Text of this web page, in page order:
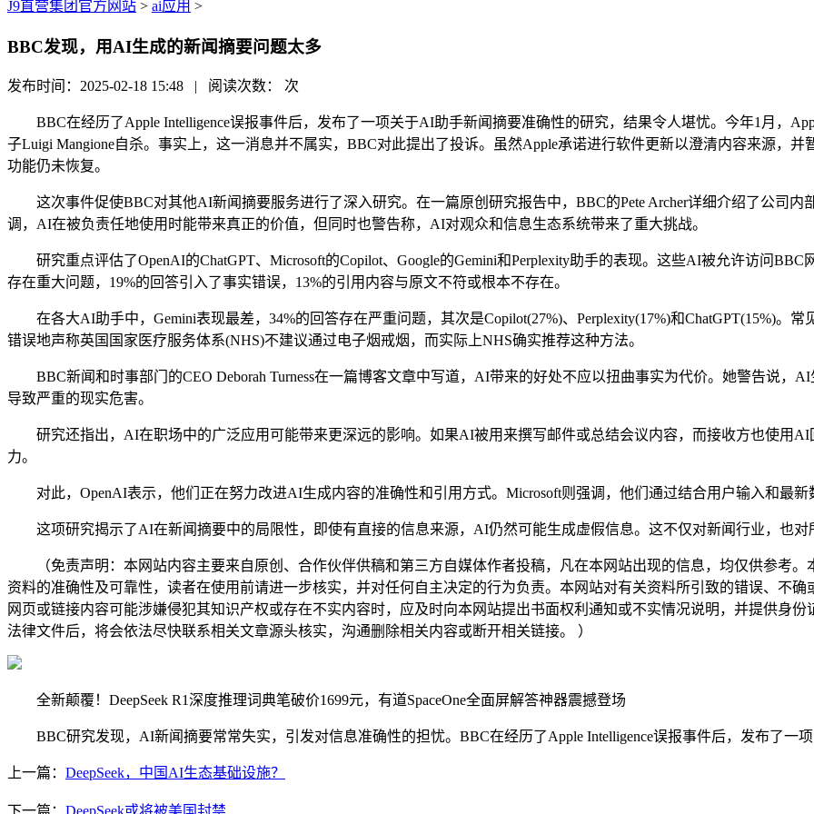
J9直营集团官方网站 > ai应用 >
BBC发现，用AI生成的新闻摘要问题太多
发布时间：2025-02-18 15:48 | 阅读次数： 次
BBC在经历了Apple Intelligence误报事件后，发布了一项关于AI助手新闻摘要准确性的研究，结果令人堪忧。今年1月，
子Luigi Mangione自杀。事实上，这一消息并不属实，BBC对此提出了投诉。虽然Apple承诺进行软件更新以澄清内容来源，
功能仍未恢复。
这次事件促使BBC对其他AI新闻摘要服务进行了深入研究。在一篇原创研究报告中，BBC的Pete Archer详细介绍了公司内
调，AI在被负责任地使用时能带来真正的价值，但同时也警告称，AI对观众和信息生态系统带来了重大挑战。
研究重点评估了OpenAI的ChatGPT、Microsoft的Copilot、Google的Gemini和Perplexity助手的表现。这些AI被允许访问
存在重大问题，19%的回答引入了事实错误，13%的引用内容与原文不符或根本不存在。
在各大AI助手中，Gemini表现最差，34%的回答存在严重问题，其次是Copilot(27%)、Perplexity(17%)和ChatGPT(15%)。
错误地声称英国国家医疗服务体系(NHS)不建议通过电子烟戒烟，而实际上NHS确实推荐这种方法。
BBC新闻和时事部门的CEO Deborah Turness在一篇博客文章中写道，AI带来的好处不应以扭曲事实为代价。她警告说，
导致严重的现实危害。
研究还指出，AI在职场中的广泛应用可能带来更深远的影响。如果AI被用来撰写邮件或总结会议内容，而接收方也使用AI
力。
对此，OpenAI表示，他们正在努力改进AI生成内容的准确性和引用方式。Microsoft则强调，他们通过结合用户输入和最
这项研究揭示了AI在新闻摘要中的局限性，即使有直接的信息来源，AI仍然可能生成虚假信息。这不仅对新闻行业，也对
（免责声明：本网站内容主要来自原创、合作伙伴供稿和第三方自媒体作者投稿，凡在本网站出现的信息，均仅供参考。
资料的准确性及可靠性，读者在使用前请进一步核实，并对任何自主决定的行为负责。本网站对有关资料所引致的错误、不
网页或链接内容可能涉嫌侵犯其知识产权或存在不实内容时，应及时向本网站提出书面权利通知或不实情况说明，并提供身
法律文件后，将会依法尽快联系相关文章源头核实，沟通删除相关内容或断开相关链接。 ）
全新颠覆！DeepSeek R1深度推理词典笔破价1699元，有道SpaceOne全面屏解答神器震撼登场
BBC研究发现，AI新闻摘要常常失实，引发对信息准确性的担忧。BBC在经历了Apple Intelligence误报事件后，发布了一
上一篇： DeepSeek，中国AI生态基础设施？